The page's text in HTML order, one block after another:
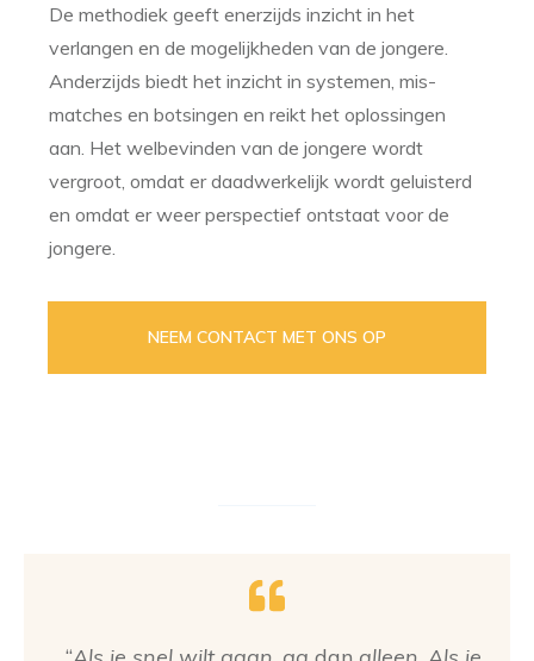
De methodiek geeft enerzijds inzicht in het
verlangen en de mogelijkheden van de jongere.
Anderzijds biedt het inzicht in systemen, mis-
matches en botsingen en reikt het oplossingen
aan. Het welbevinden van de jongere wordt
vergroot, omdat er daadwerkelijk wordt geluisterd
en omdat er weer perspectief ontstaat voor de
jongere.
NEEM CONTACT MET ONS OP